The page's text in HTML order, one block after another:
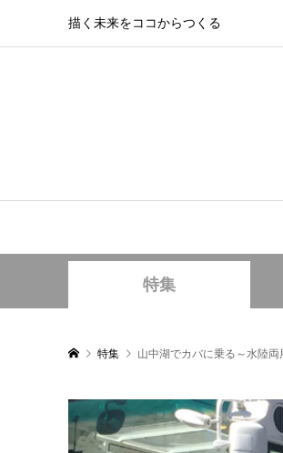
描く未来をココからつくる
特集
特集 山中湖でカバに乗る～水陸両